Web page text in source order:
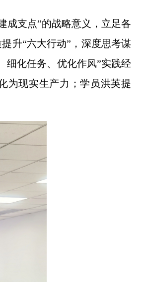
成支点”的战略意义，立足各
升“六大行动”，深度思考谋
细化任务、优化作风”实践经
为现实生产力；学员洪英提